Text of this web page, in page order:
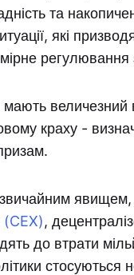
та
які
регулювання
величезний
краху -
звичайним
(CEX),
до втрати
стосуються